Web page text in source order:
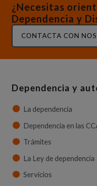
¿Necesitas
Dependencia y
CONTACTA CON
Dependencia y
La dependencia
Dependencia en las
Trámites
La Ley de dependencia
Servicios